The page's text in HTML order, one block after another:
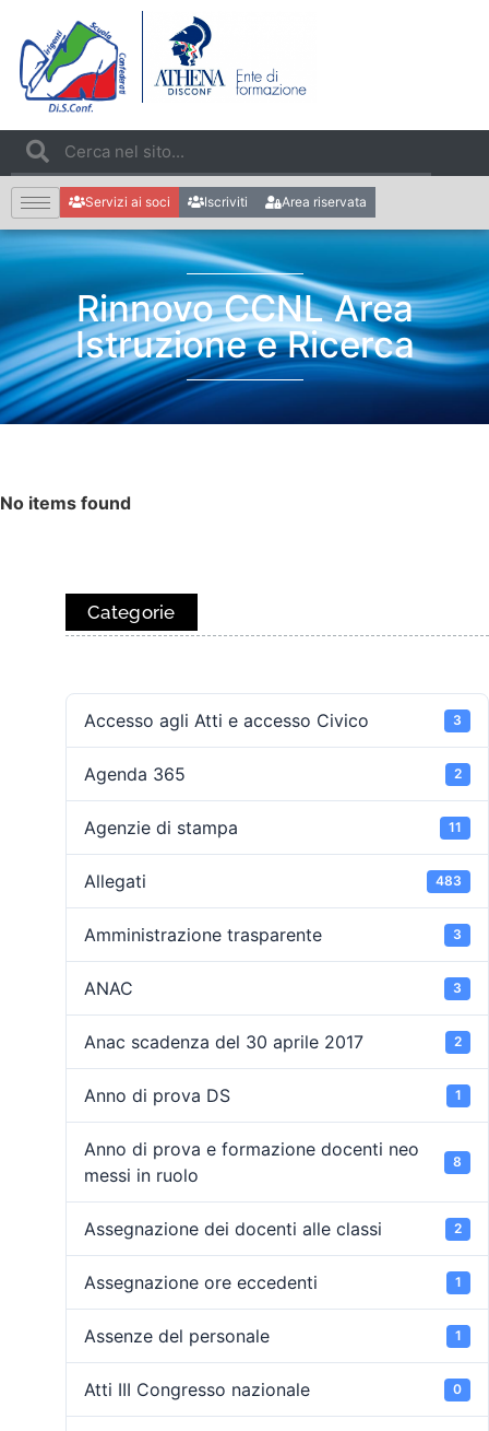
Servizi ai soci Iscriviti Area riservata
Rinnovo CCNL Area
Istruzione e Ricerca
No items found
Categorie
Accesso agli Atti e accesso Civico 3
Agenda 365 2
Agenzie di stampa 11
Allegati 483
Amministrazione trasparente 3
ANAC 3
Anac scadenza del 30 aprile 2017 2
Anno di prova DS 1
Anno di prova e formazione docenti neo
messi in ruolo
8
Assegnazione dei docenti alle classi 2
Assegnazione ore eccedenti 1
Assenze del personale 1
Atti III Congresso nazionale 0